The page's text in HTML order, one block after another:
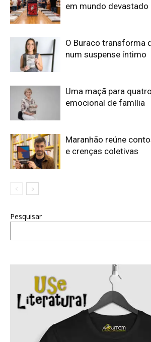
em mundo devastado
O Buraco transforma
num suspense íntimo
Uma maçã para
emocional de família
Maranhão reúne
e crenças coletivas
Pesquisar